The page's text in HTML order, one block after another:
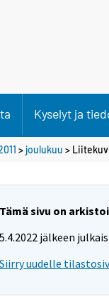
Kyselyt ja
> joulukuu >
Tämä sivu on
5.4.2022 jälkeen
Siirry uudelle